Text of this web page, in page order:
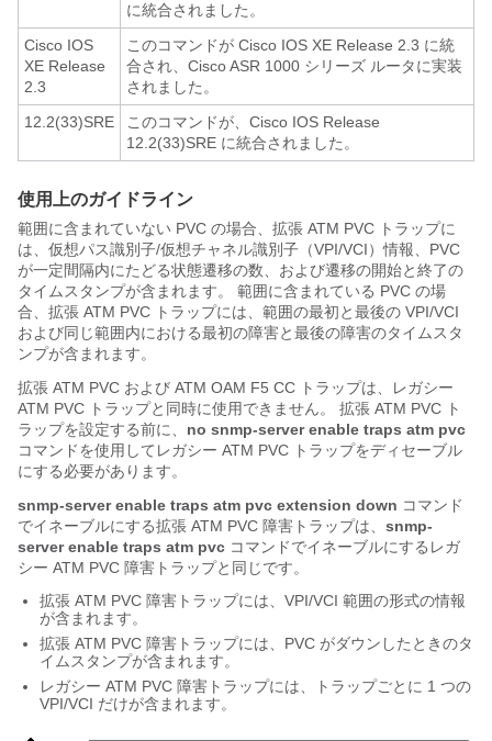
に統合されました。
Cisco IOS
XE Release
2.3
このコマンドが Cisco IOS XE Release 2.3 に統
合され、Cisco ASR 1000 シリーズ ルータに実装
されました。
12.2(33)SRE
このコマンドが、Cisco IOS Release
12.2(33)SRE に統合されました。
使用上のガイドライン
範囲に含まれていない PVC の場合、拡張 ATM PVC トラップに
は、仮想パス識別子/仮想チャネル識別子（VPI/VCI）情報、PVC
が一定間隔内にたどる状態遷移の数、および遷移の開始と終了の
タイムスタンプが含まれます。 範囲に含まれている PVC の場
合、拡張 ATM PVC トラップには、範囲の最初と最後の VPI/VCI
および同じ範囲内における最初の障害と最後の障害のタイムスタ
ンプが含まれます。
拡張 ATM PVC および ATM OAM F5 CC トラップは、レガシー
ATM PVC トラップと同時に使用できません。 拡張 ATM PVC ト
ラップを設定する前に、 no snmp-server enable traps atm pvc
コマンドを使用してレガシー ATM PVC トラップをディセーブル
にする必要があります。
snmp-server enable traps atm pvc extension down コマンド
でイネーブルにする拡張 ATM PVC 障害トラップは、 snmp-
server enable traps atm pvc コマンドでイネーブルにするレガ
シー ATM PVC 障害トラップと同じです。
拡張 ATM PVC 障害トラップには、VPI/VCI 範囲の形式の情報
が含まれます。
拡張 ATM PVC 障害トラップには、PVC がダウンしたときのタ
イムスタンプが含まれます。
レガシー ATM PVC 障害トラップには、トラップごとに 1 つの
VPI/VCI だけが含まれます。